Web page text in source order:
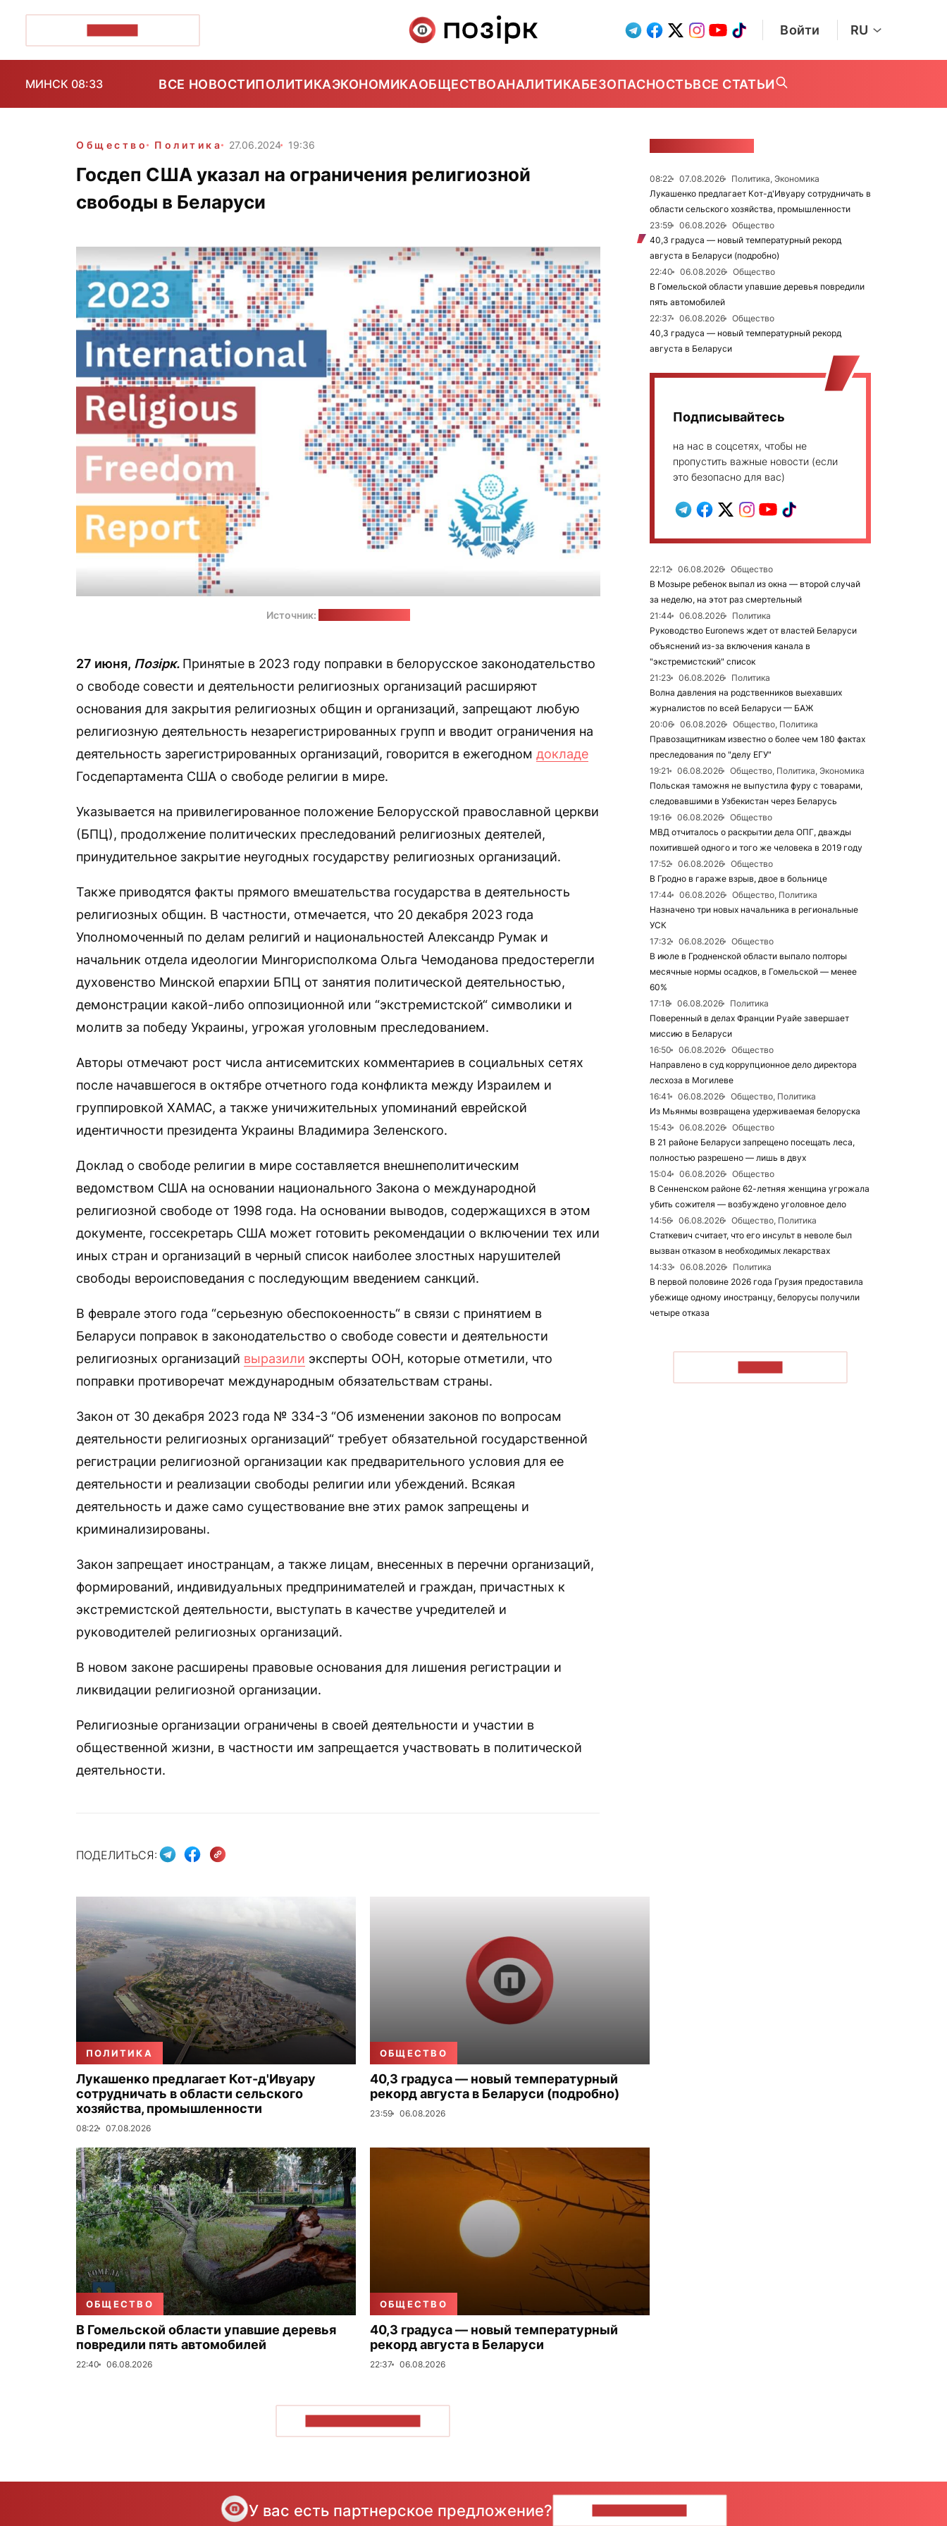
Войти RU
МИНСК 08:33 ВСЕ НОВОСТИПОЛИТИКАЭКОНОМИКАОБЩЕСТВОАНАЛИТИКАБЕЗОПАСНОСТЬВСЕ СТАТЬИ
Общество Политика 27.06.2024 19:36
Госдеп США указал на ограничения религиозной
свободы в Беларуси
Источник:
27 июня, Позірк. Принятые в 2023 году поправки в белорусское законодательство
о свободе совести и деятельности религиозных организаций расширяют
основания для закрытия религиозных общин и организаций, запрещают любую
религиозную деятельность незарегистрированных групп и вводит ограничения на
деятельность зарегистрированных организаций, говорится в ежегодном докладе
Госдепартамента США о свободе религии в мире.
Указывается на привилегированное положение Белорусской православной церкви
(БПЦ), продолжение политических преследований религиозных деятелей,
принудительное закрытие неугодных государству религиозных организаций.
Также приводятся факты прямого вмешательства государства в деятельность
религиозных общин. В частности, отмечается, что 20 декабря 2023 года
Уполномоченный по делам религий и национальностей Александр Румак и
начальник отдела идеологии Мингорисполкома Ольга Чемоданова предостерегли
духовенство Минской епархии БПЦ от занятия политической деятельностью,
демонстрации какой-либо оппозиционной или “экстремистской“ символики и
молитв за победу Украины, угрожая уголовным преследованием.
Авторы отмечают рост числа антисемитских комментариев в социальных сетях
после начавшегося в октябре отчетного года конфликта между Израилем и
группировкой ХАМАС, а также уничижительных упоминаний еврейской
идентичности президента Украины Владимира Зеленского.
Доклад о свободе религии в мире составляется внешнеполитическим
ведомством США на основании национального Закона о международной
религиозной свободе от 1998 года. На основании выводов, содержащихся в этом
документе, госсекретарь США может готовить рекомендации о включении тех или
иных стран и организаций в черный список наиболее злостных нарушителей
свободы вероисповедания с последующим введением санкций.
В феврале этого года “серьезную обеспокоенность“ в связи с принятием в
Беларуси поправок в законодательство о свободе совести и деятельности
религиозных организаций выразили эксперты ООН, которые отметили, что
поправки противоречат международным обязательствам страны.
Закон от 30 декабря 2023 года № 334-З “Об изменении законов по вопросам
деятельности религиозных организаций“ требует обязательной государственной
регистрации религиозной организации как предварительного условия для ее
деятельности и реализации свободы религии или убеждений. Всякая
деятельность и даже само существование вне этих рамок запрещены и
криминализированы.
Закон запрещает иностранцам, а также лицам, внесенных в перечни организаций,
формирований, индивидуальных предпринимателей и граждан, причастных к
экстремистской деятельности, выступать в качестве учредителей и
руководителей религиозных организаций.
В новом законе расширены правовые основания для лишения регистрации и
ликвидации религиозной организации.
Религиозные организации ограничены в своей деятельности и участии в
общественной жизни, в частности им запрещается участвовать в политической
деятельности.
ПОДЕЛИТЬСЯ:
ПОЛИТИКА
Лукашенко предлагает Кот-д'Ивуару
сотрудничать в области сельского
хозяйства, промышленности
08:22 07.08.2026
ОБЩЕСТВО
40,3 градуса — новый температурный
рекорд августа в Беларуси (подробно)
23:59 06.08.2026
ОБЩЕСТВО
В Гомельской области упавшие деревья
повредили пять автомобилей
22:40 06.08.2026
ОБЩЕСТВО
40,3 градуса — новый температурный
рекорд августа в Беларуси
22:37 06.08.2026
08:22 07.08.2026
Политика, Экономика
Лукашенко предлагает Кот-д'Ивуару сотрудничать в
области сельского хозяйства, промышленности
23:59
06.08.2026
Общество
40,3 градуса — новый температурный рекорд
августа в Беларуси (подробно)
22:40
06.08.2026
Общество
В Гомельской области упавшие деревья повредили
пять автомобилей
22:37
06.08.2026
Общество
40,3 градуса — новый температурный рекорд
августа в Беларуси
Подписывайтесь
на нас в соцсетях, чтобы не
пропустить важные новости (если
это безопасно для вас)
22:12 06.08.2026
Общество
В Мозыре ребенок выпал из окна — второй случай
за неделю, на этот раз смертельный
21:44
06.08.2026
Политика
Руководство Euronews ждет от властей Беларуси
объяснений из-за включения канала в
"экстремистский" список
21:23
06.08.2026
Политика
Волна давления на родственников выехавших
журналистов по всей Беларуси — БАЖ
20:06
06.08.2026
Общество, Политика
Правозащитникам известно о более чем 180 фактах
преследования по "делу ЕГУ"
19:21
06.08.2026
Общество, Политика, Экономика
Польская таможня не выпустила фуру с товарами,
следовавшими в Узбекистан через Беларусь
19:16
06.08.2026
Общество
МВД отчиталось о раскрытии дела ОПГ, дважды
похитившей одного и того же человека в 2019 году
17:52
06.08.2026
Общество
В Гродно в гараже взрыв, двое в больнице
17:44
06.08.2026
Общество, Политика
Назначено три новых начальника в региональные
УСК
17:32
06.08.2026
Общество
В июле в Гродненской области выпало полторы
месячные нормы осадков, в Гомельской — менее
60%
17:18
06.08.2026
Политика
Поверенный в делах Франции Руайе завершает
миссию в Беларуси
16:50
06.08.2026
Общество
Направлено в суд коррупционное дело директора
лесхоза в Могилеве
16:41
06.08.2026
Общество, Политика
Из Мьянмы возвращена удерживаемая белоруска
15:43
06.08.2026
Общество
В 21 районе Беларуси запрещено посещать леса,
полностью разрешено — лишь в двух
15:04
06.08.2026
Общество
В Сенненском районе 62-летняя женщина угрожала
убить сожителя — возбуждено уголовное дело
14:56
06.08.2026
Общество, Политика
Статкевич считает, что его инсульт в неволе был
вызван отказом в необходимых лекарствах
14:33
06.08.2026
Политика
В первой половине 2026 года Грузия предоставила
убежище одному иностранцу, белорусы получили
четыре отказа
У вас есть партнерское предложение?